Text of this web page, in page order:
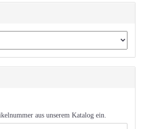
aus unserem Katalog ein.